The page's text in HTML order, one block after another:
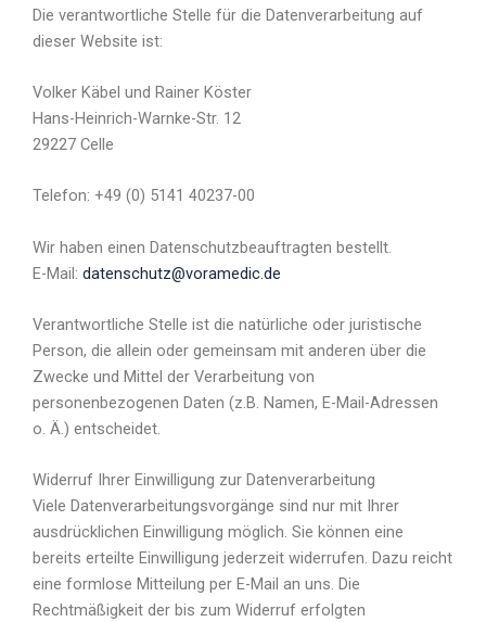
Die verantwortliche Stelle für die Datenverarbeitung auf
dieser Website ist:
Volker Käbel und Rainer Köster
Hans-Heinrich-Warnke-Str. 12
29227 Celle
Telefon: +49 (0) 5141 40237-00
Wir haben einen Datenschutzbeauftragten bestellt.
E-Mail: datenschutz@voramedic.de
Verantwortliche Stelle ist die natürliche oder juristische
Person, die allein oder gemeinsam mit anderen über die
Zwecke und Mittel der Verarbeitung von
personenbezogenen Daten (z.B. Namen, E-Mail-Adressen
o. Ä.) entscheidet.
Widerruf Ihrer Einwilligung zur Datenverarbeitung
Viele Datenverarbeitungsvorgänge sind nur mit Ihrer
ausdrücklichen Einwilligung möglich. Sie können eine
bereits erteilte Einwilligung jederzeit widerrufen. Dazu reicht
eine formlose Mitteilung per E-Mail an uns. Die
Rechtmäßigkeit der bis zum Widerruf erfolgten